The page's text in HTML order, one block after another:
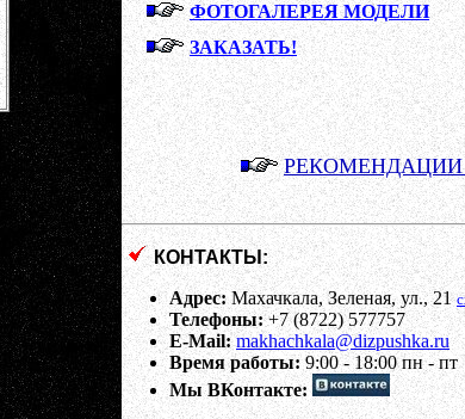
ФОТОГАЛЕРЕЯ МОДЕЛИ
ЗАКАЗАТЬ!
КОНТАКТЫ:
Адрес: Махачкала, Зеленая, ул., 21
Телефоны:+7 (8722) 577757
E-Mail: makhachkala@dizpushka.ru
Время работы: 9:00 - 18:00 пн - пт
Мы ВКонтакте: